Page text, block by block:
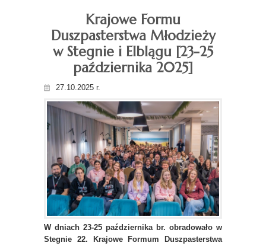
Krajowe Formu
Duszpasterstwa Młodzieży
w Stegnie i Elblągu [23-25
października 2025]
27.10.2025 r.
W dniach 23-25 października br. obradowało w
Stegnie 22. Krajowe Formum Duszpasterstwa